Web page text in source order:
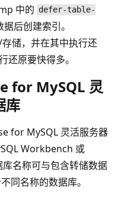
中的 defer-table-
后创建索引。
储，并在其中执行还
原要快得多。
for MySQL 灵
库
for MySQL 灵活服务器
Workbench 或
名称可与包含转储数据
同名称的数据库。